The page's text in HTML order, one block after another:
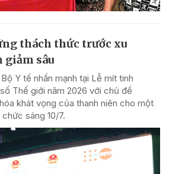
thách thức trước xu
giảm sâu
Y tế nhấn mạnh tại Lễ mít tinh
Thế giới năm 2026 với chủ đề
khát vọng của thanh niên cho một
sáng 10/7.